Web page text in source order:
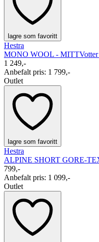
lagre som favoritt
Hestra
MONO WOOL - MITT
1 249,-
Anbefalt pris: 1 799,-
Outlet
lagre som favoritt
Hestra
ALPINE SHORT GORE-
799,-
Anbefalt pris: 1 099,-
Outlet